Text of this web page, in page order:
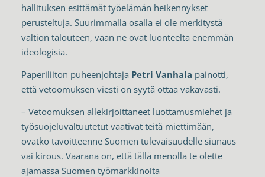
hallituksen esittämät työelämän heikennykset
perusteltuja. Suurimmalla osalla ei ole merkitystä
valtion talouteen, vaan ne ovat luonteelta enemmän
ideologisia.
Paperiliiton puheenjohtaja Petri Vanhala painotti,
että vetoomuksen viesti on syytä ottaa vakavasti.
– Vetoomuksen allekirjoittaneet luottamusmiehet ja
työsuojeluvaltuutetut vaativat teitä miettimään,
ovatko tavoitteenne Suomen tulevaisuudelle siunaus
vai kirous. Vaarana on, että tällä menolla te olette
ajamassa Suomen työmarkkinoita